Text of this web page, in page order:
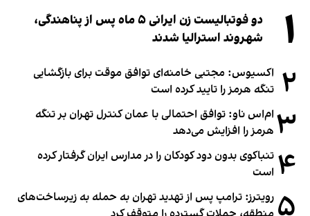
۱
دو فوتبالیست زن ایرانی ۵ ماه پس از پناهندگی،
شهروند استرالیا شدند
۲ اکسیوس: مجتبی خامنه‌ای توافق موقت برای بازگشایی
تنگه هرمز را تایید کرده است
۳ ام‌اس ناو: توافق احتمالی با عمان کنترل تهران بر تنگه
هرمز را افزایش می‌دهد
۴ تنباکوی بدون دود کودکان را در مدارس ایران گرفتار کرده
است
رویترز: ترامپ پس از تهدید تهران به حمله به زیرساخت‌های